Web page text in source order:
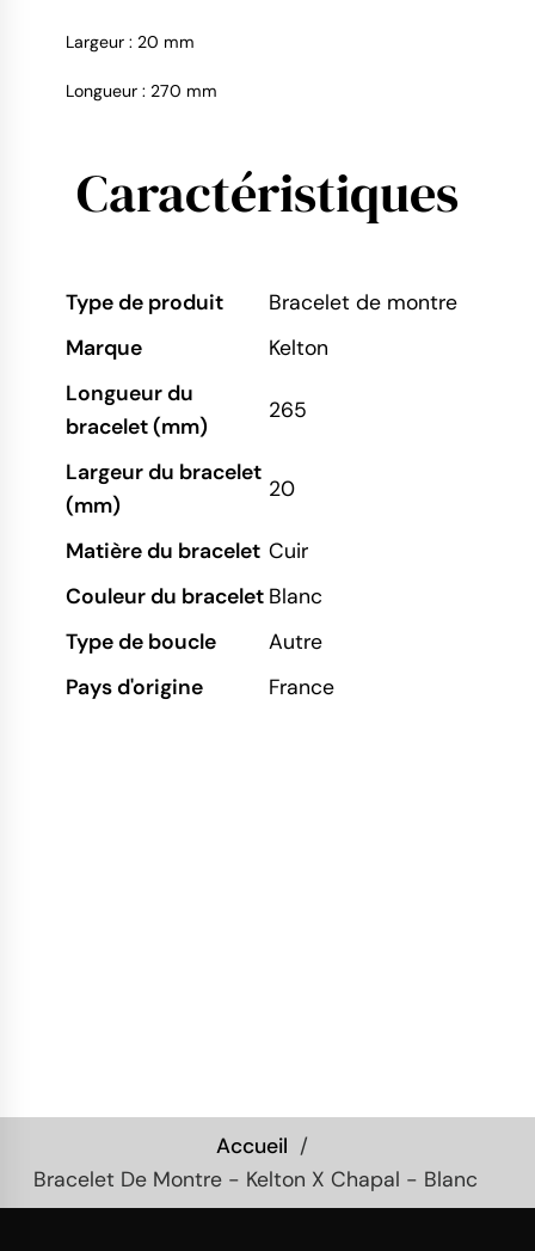
Largeur : 20 mm
Longueur : 270 mm
Caractéristiques
Type de produit
Bracelet de montre
Marque
Kelton
Longueur du
bracelet (mm)
265
Largeur du bracelet
(mm)
20
Matière du bracelet Cuir
Couleur du bracelet Blanc
Type de boucle
Autre
Pays d'origine
France
Accueil
Bracelet De Montre - Kelton X Chapal - Blanc